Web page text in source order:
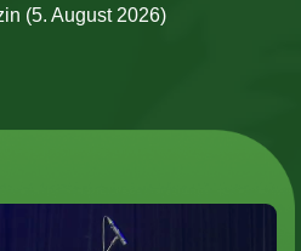
(5. August 2026)